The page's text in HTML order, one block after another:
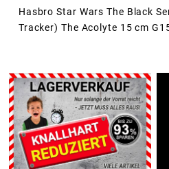
Hasbro Star Wars The Black
Tracker) The Acolyte 15 cm